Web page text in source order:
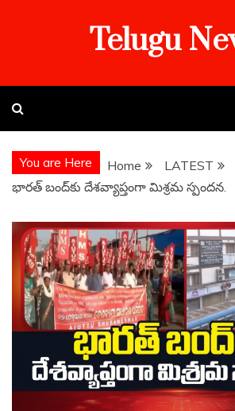
Telugu
You are Here Home
LATEST
భారత్ బంద్⁪కు దేశవ్యాప్తంగా మిశ్రమ స్పందన.